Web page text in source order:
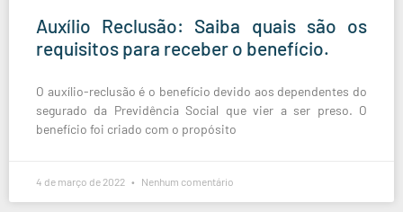
Auxílio Reclusão: Saiba quais são os
requisitos para receber o benefício.
O auxílio-reclusão é o benefício devido aos dependentes do
segurado da Previdência Social que vier a ser preso. O
benefício foi criado com o propósito
4 de março de 2022 Nenhum comentário